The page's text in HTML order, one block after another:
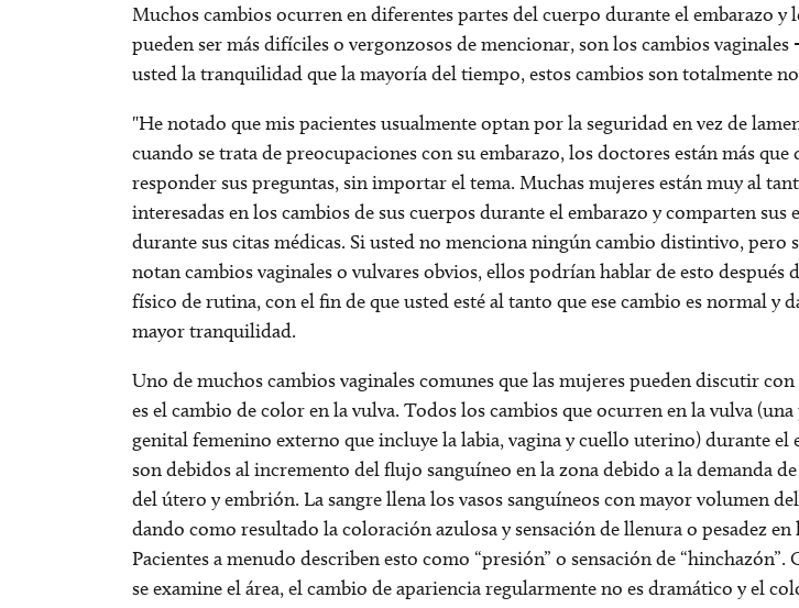
Muchos cambios ocurren en diferentes partes del cuerpo durante el embarazo y
pueden ser más difíciles o vergonzosos de mencionar, son los cambios vaginales
usted la tranquilidad que la mayoría del tiempo, estos cambios son totalmente
"He notado que mis pacientes usualmente optan por la seguridad en vez de
cuando se trata de preocupaciones con su embarazo, los doctores están más que
responder sus preguntas, sin importar el tema. Muchas mujeres están muy al
interesadas en los cambios de sus cuerpos durante el embarazo y comparten sus
durante sus citas médicas. Si usted no menciona ningún cambio distintivo, pero
notan cambios vaginales o vulvares obvios, ellos podrían hablar de esto después
físico de rutina, con el fin de que usted esté al tanto que ese cambio es normal y
mayor tranquilidad.
Uno de muchos cambios vaginales comunes que las mujeres pueden discutir
es el cambio de color en la vulva. Todos los cambios que ocurren en la vulva
genital femenino externo que incluye la labia, vagina y cuello uterino) durante el
son debidos al incremento del flujo sanguíneo en la zona debido a la demanda
del útero y embrión. La sangre llena los vasos sanguíneos con mayor volumen
dando como resultado la coloración azulosa y sensación de llenura o pesadez en
Pacientes a menudo describen esto como “presión” o sensación de “hinchazón”.
se examine el área, el cambio de apariencia regularmente no es dramático y el